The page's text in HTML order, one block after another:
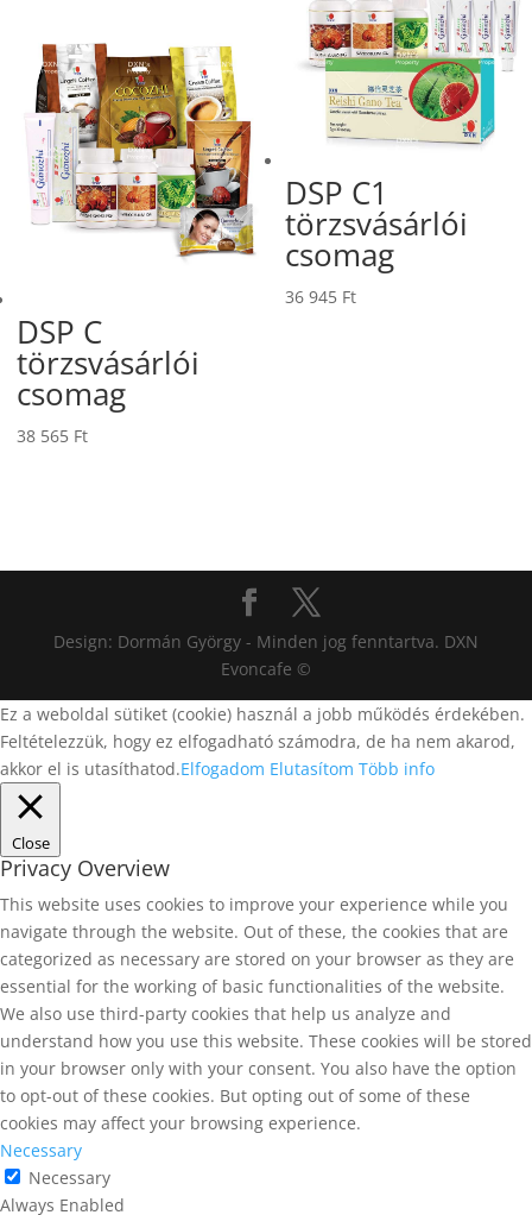
DSP C
törzsvásárlói
csomag
38 565 Ft
DSP C1
törzsvásárlói
csomag
36 945 Ft
Design: Dormán György - Minden jog fenntartva. DXN
Evoncafe ©
Ez a weboldal sütiket (cookie) használ a jobb működés érdekében.
Feltételezzük, hogy ez elfogadható számodra, de ha nem akarod,
akkor el is utasíthatod.Elfogadom Elutasítom Több info
Close
Privacy Overview
This website uses cookies to improve your experience while you
navigate through the website. Out of these, the cookies that are
categorized as necessary are stored on your browser as they are
essential for the working of basic functionalities of the website.
We also use third-party cookies that help us analyze and
understand how you use this website. These cookies will be stored
in your browser only with your consent. You also have the option
to opt-out of these cookies. But opting out of some of these
cookies may affect your browsing experience.
Necessary
Necessary
Always Enabled